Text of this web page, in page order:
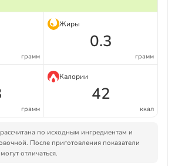
грамм
Жиры
0.3
грамм
грамм
Калории
42
ккал
по исходным ингредиентам и
После приготовления показатели
отличаться.